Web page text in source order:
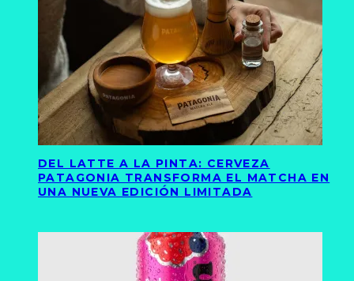
DEL LATTE A LA PINTA: CERVEZA
PATAGONIA TRANSFORMA EL MATCHA EN
UNA NUEVA EDICIÓN LIMITADA